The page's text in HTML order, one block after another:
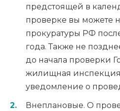
предстоящей в
проверке вы можете
прокуратуры РФ
года. Также не
до начала проверки
жилищная инспекция
уведомление о
Внеплановые. О